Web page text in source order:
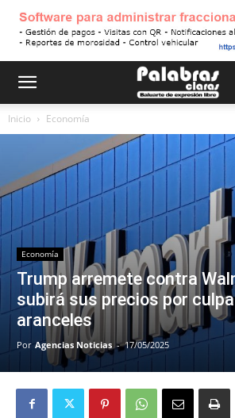
Inicio Economía
Economía
Trump arremete contra
subirá sus precios por
aranceles
Por Agencias Noticias - 17/05/2025